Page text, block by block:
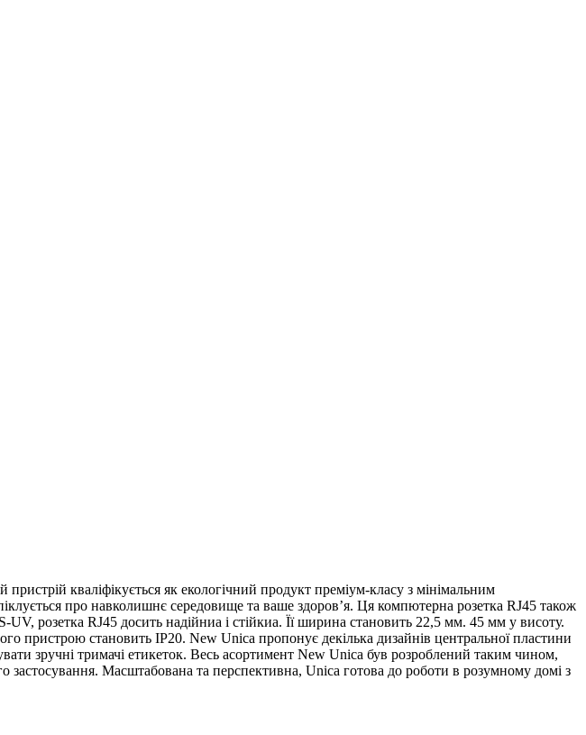
кваліфікується як екологічний продукт преміум-класу з мінімальним
про навколишнє середовище та ваше здоров’я. Ця компютерна розетка RJ45 також
розетка RJ45 досить надійниа і стійкиа. Її ширина становить 22,5 мм. 45 мм у висоту.
пристрою становить IP20. New Unica пропонує декілька дизайнів центральної пластини
зручні тримачі етикеток. Весь асортимент New Unica був розроблений таким чином,
застосування. Масштабована та перспективна, Unica готова до роботи в розумному домі з